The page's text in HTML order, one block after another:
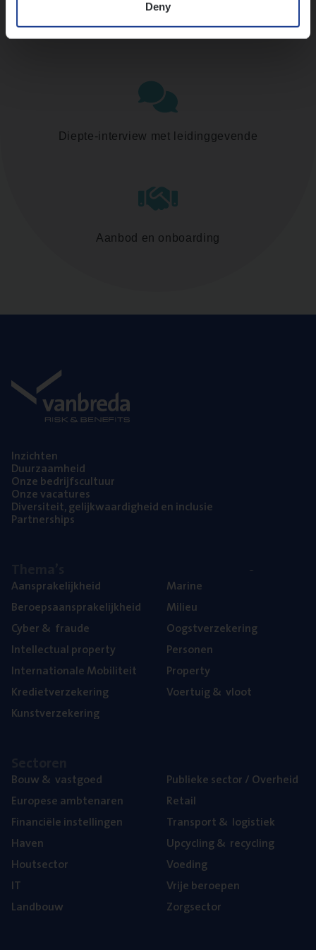
Deny
Diepte-interview met leidinggevende
Aanbod en onboarding
Inzich­ten
Duur­zaam­heid
Onze bedrijfs­cul­tuur
Onze vaca­tu­res
Diver­si­teit, gelijk­waar­dig­heid en inclusie
Part­ner­ships
Aan­spra­ke­lijk­heid
Beroeps­aan­spra­ke­lijk­heid
Cyber& fraude
Intel­lec­tu­al property
Inter­na­ti­o­na­le Mobiliteit
Kre­diet­ver­ze­ke­ring
Kunst­ver­ze­ke­ring
Mari­ne
Mili­eu
Oogst­ver­ze­ke­ring
Per­so­nen
Pro­per­ty
Voer­tuig& vloot
Bouw& vastgoed
Euro­pe­se ambtenaren
Finan­ci­ë­le instellingen
Haven
Hout­sec­tor
IT
Land­bouw
Publie­ke sec­tor / Overheid
Retail
Trans­port& logistiek
Upcy­cling& recycling
Voe­ding
Vrije beroe­pen
Zorg­sec­tor